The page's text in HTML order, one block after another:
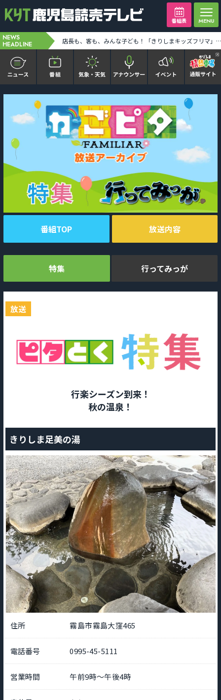
番組表
NEWS
HEADLINE 24時間テレビキャラバンカー大隅地区 テーマは「わたしの家族の話～あなたは誰を想う？～」 [2026-08-06 19:39:00] 店長も、客も、みんな子ども！「きりしまキッズフリマ」に出店した姉妹に密着 [2026-08-06 19:41:00]
かごピタ FAMILIAR
KYT news every かごしま
かごしまソロ活
It推しTV
番組表を見る
番組TOP 放送内容
特集
放送
行楽シーズン到来！
秋の温泉！
きりしま足美の湯
住所 霧島市霧島大窪465
電話番号 0995-45-5111
営業時間 午前9時～午後4時
行ってみっが